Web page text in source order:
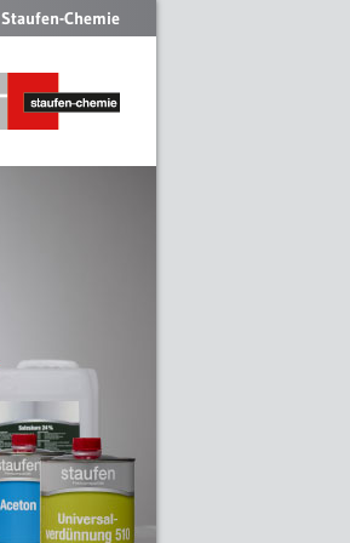
Staufen-Chemie